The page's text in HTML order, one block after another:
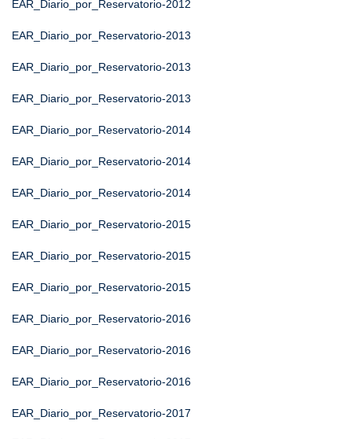
EAR_Diario_por_Reservatorio-2012
EAR_Diario_por_Reservatorio-2013
EAR_Diario_por_Reservatorio-2013
EAR_Diario_por_Reservatorio-2013
EAR_Diario_por_Reservatorio-2014
EAR_Diario_por_Reservatorio-2014
EAR_Diario_por_Reservatorio-2014
EAR_Diario_por_Reservatorio-2015
EAR_Diario_por_Reservatorio-2015
EAR_Diario_por_Reservatorio-2015
EAR_Diario_por_Reservatorio-2016
EAR_Diario_por_Reservatorio-2016
EAR_Diario_por_Reservatorio-2016
EAR_Diario_por_Reservatorio-2017